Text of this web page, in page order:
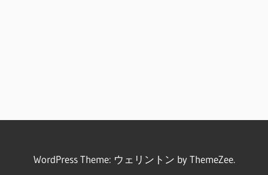
WordPress Theme: ウェリントン by ThemeZee.